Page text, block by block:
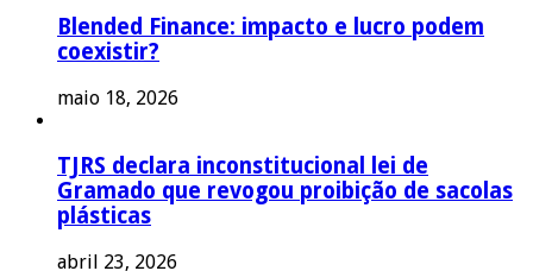
Blended Finance: impacto e lucro podem
coexistir?
maio 18, 2026
TJRS declara inconstitucional lei de
Gramado que revogou proibição de sacolas
plásticas
abril 23, 2026